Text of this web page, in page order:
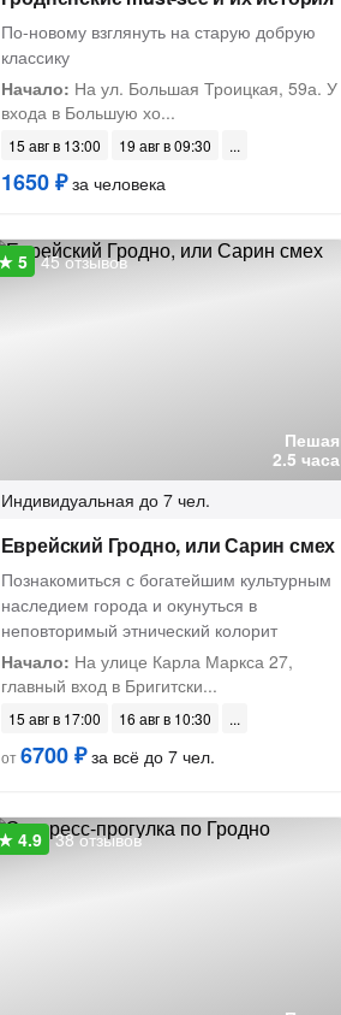
По-новому взглянуть на старую добрую
классику
Начало: На ул. Большая Троицкая, 59а. У
входа в Большую хо...
15 авг в 13:00 19 авг в 09:30
1650 ₽за человека
Пешая
2.5 часа
45 отзывов
Индивидуальная до 7 чел.
Еврейский Гродно, или Сарин смех
Познакомиться с богатейшим культурным
наследием города и окунуться в
неповторимый этнический колорит
Начало: На улице Карла Маркса 27,
главный вход в Бригитски...
15 авг в 17:00
16 авг в 10:30
от6700 ₽за всё до 7 чел.
38 отзывов